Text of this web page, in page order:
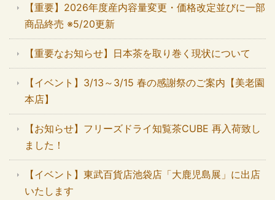
【重要】2026年度産内容量変更・価格改定並びに一部
商品終売 ※5/20更新
【重要なお知らせ】日本茶を取り巻く現状について
【イベント】3/13～3/15 春の感謝祭のご案内【美老園
本店】
【お知らせ】フリーズドライ知覧茶CUBE 再入荷致し
ました！
【イベント】東武百貨店池袋店「大鹿児島展」に出店
いたします